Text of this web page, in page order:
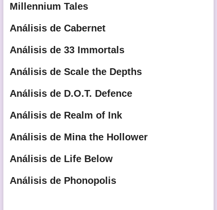
Millennium Tales
Análisis de Cabernet
Análisis de 33 Immortals
Análisis de Scale the Depths
Análisis de D.O.T. Defence
Análisis de Realm of Ink
Análisis de Mina the Hollower
Análisis de Life Below
Análisis de Phonopolis